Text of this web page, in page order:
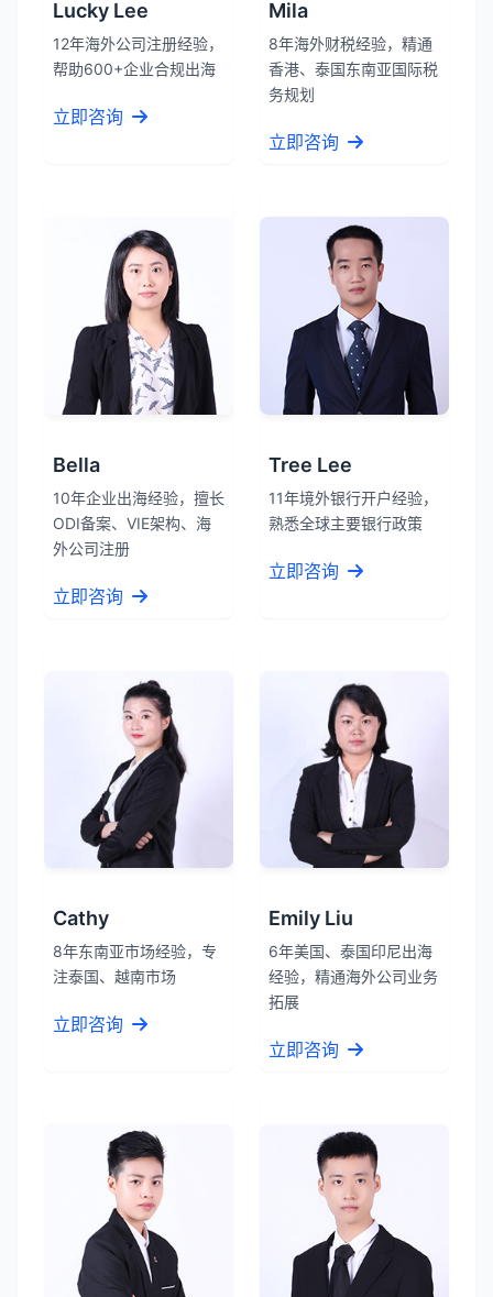
Lucky Lee
12年海外公司注册经验，
帮助600+企业合规出海
立即咨询
Mila
8年海外财税经验，精通
香港、泰国东南亚国际税
务规划
立即咨询
Bella
10年企业出海经验，擅长
ODI备案、VIE架构、海
外公司注册
立即咨询
Tree Lee
11年境外银行开户经验，
熟悉全球主要银行政策
立即咨询
Cathy
8年东南亚市场经验，专
注泰国、越南市场
立即咨询
Emily Liu
6年美国、泰国印尼出海
经验，精通海外公司业务
拓展
立即咨询